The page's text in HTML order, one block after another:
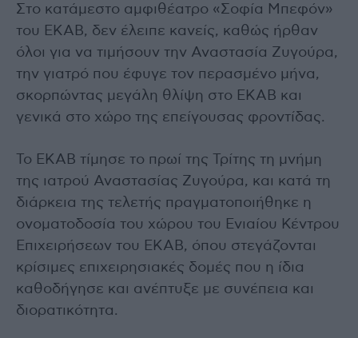
Στο κατάμεστο αμφιθέατρο «Σοφία Μπεφόν»
του ΕΚΑΒ, δεν έλειπε κανείς, καθώς ήρθαν
όλοι για να τιμήσουν την Αναστασία Ζυγούρα,
την γιατρό που έφυγε τον περασμένο μήνα,
σκορπώντας μεγάλη θλίψη στο ΕΚΑΒ και
γενικά στο χώρο της επείγουσας φροντίδας.
Το ΕΚΑΒ τίμησε το πρωί της Τρίτης τη μνήμη
της ιατρού Αναστασίας Ζυγούρα, και κατά τη
διάρκεια της τελετής πραγματοποιήθηκε η
ονοματοδοσία του χώρου του Ενιαίου Κέντρου
Επιχειρήσεων του ΕΚΑΒ, όπου στεγάζονται
κρίσιμες επιχειρησιακές δομές που η ίδια
καθοδήγησε και ανέπτυξε με συνέπεια και
διορατικότητα.